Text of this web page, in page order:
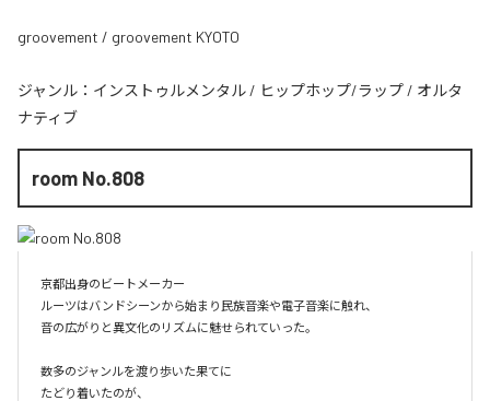
groovement / groovement KYOTO
ジャンル： インストゥルメンタル / ヒップホップ/ラップ / オルタ
ナティブ
room No.808
京都出身のビートメーカー
ルーツはバンドシーンから始まり民族音楽や電子音楽に触れ、
音の広がりと異文化のリズムに魅せられていった。
数多のジャンルを渡り歩いた果てに
たどり着いたのが、